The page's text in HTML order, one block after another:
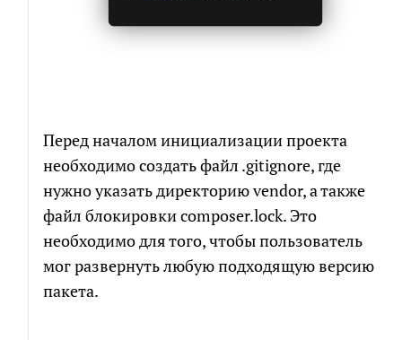
Перед началом инициализации проекта
необходимо создать файл .gitignore, где
нужно указать директорию vendor, а также
файл блокировки composer.lock. Это
необходимо для того, чтобы пользователь
мог развернуть любую подходящую версию
пакета.